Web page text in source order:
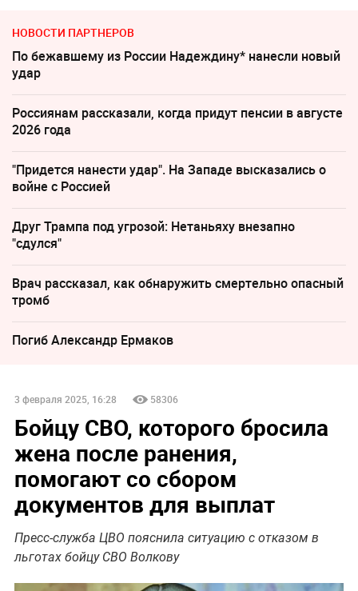
НОВОСТИ ПАРТНЕРОВ
По бежавшему из России Надеждину* нанесли новый
удар
Россиянам рассказали, когда придут пенсии в августе
2026 года
"Придется нанести удар". На Западе высказались о
войне с Россией
Друг Трампа под угрозой: Нетаньяху внезапно
"сдулся"
Врач рассказал, как обнаружить смертельно опасный
тромб
Погиб Александр Ермаков
3 февраля 2025, 16:28 58306
Бойцу СВО, которого бросила
жена после ранения,
помогают со сбором
документов для выплат
Пресс-служба ЦВО пояснила ситуацию с отказом в
льготах бойцу СВО Волкову